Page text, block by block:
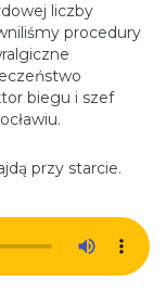
liczby
procedury
biegu i szef
przy starcie.